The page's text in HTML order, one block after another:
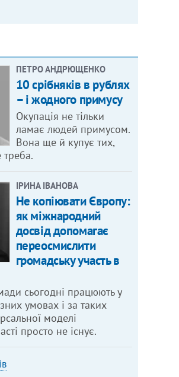
ПЕТРО АНДРЮЩЕНКО
10 срібняків в рублях
– і жодного примусу
Окупація не тільки
ламає людей примусом.
Вона ще й купує тих,
треба.
ІРИНА ІВАНОВА
Не копіювати Європу:
як міжнародний
досвід допомагає
переосмислити
громадську участь в
сьогодні працюють у
умовах і за таких
моделі
просто не існує.